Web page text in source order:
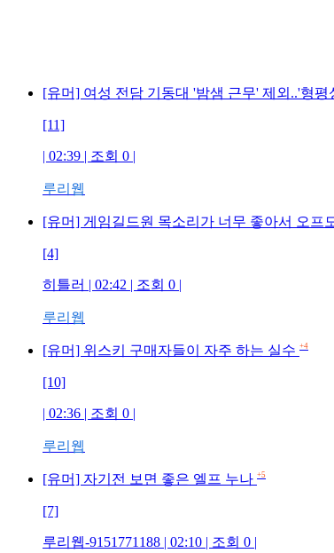
[유머] 여성 전담 기동대 '밤샘 근무' 제외..'형
[11]
| 02:39 | 조회 0 |
루리웹
[유머] 게임길드원 목소리가 너무 좋아서 오프
[4]
히틀러 | 02:42 | 조회 0 |
루리웹
[유머] 위스키 구매자들이 자주 하는 실수 +4
[10]
| 02:36 | 조회 0 |
루리웹
[유머] 자기전 보면 좋은 엘프 누나 +5
[7]
루리웹-9151771188 | 02:10 | 조회 0 |